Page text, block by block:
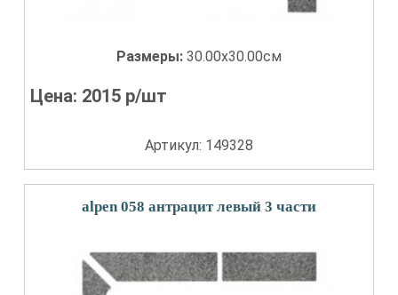
Размеры: 30.00x30.00см
Цена: 2015 р/шт
Артикул: 149328
alpen 058 антрацит левый 3 части